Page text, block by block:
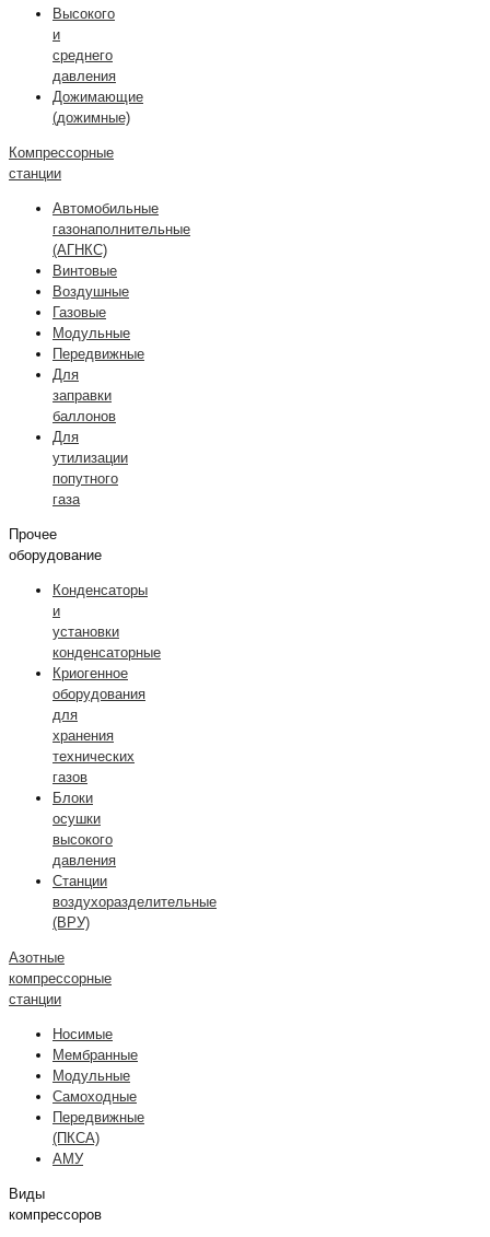
Высокого
и
среднего
давления
Дожимающие
(дожимные)
Компрессорные
станции
Автомобильные
газонаполнительные
(АГНКС)
Винтовые
Воздушные
Газовые
Модульные
Передвижные
Для
заправки
баллонов
Для
утилизации
попутного
газа
Прочее
оборудование
Конденсаторы
и
установки
конденсаторные
Криогенное
оборудования
для
хранения
технических
газов
Блоки
осушки
высокого
давления
Станции
воздухоразделительные
(ВРУ)
Азотные
компрессорные
станции
Носимые
Мембранные
Модульные
Самоходные
Передвижные
(ПКСА)
АМУ
Виды
компрессоров